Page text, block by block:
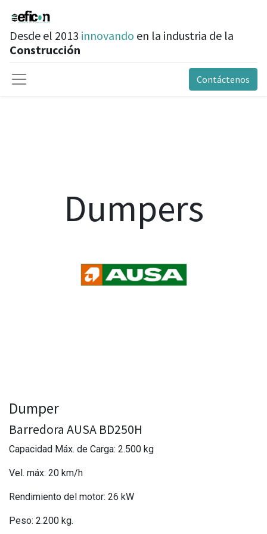
Desde el 2013 innovando en la industria de la
Construcción
Contáctenos
Dumpers
Dumper
Barredora AUSA BD250H
Capacidad Máx. de Carga: 2.500 kg
Vel. máx: 20 km/h
Rendimiento del motor: 26 kW
Peso: 2.200 kg.